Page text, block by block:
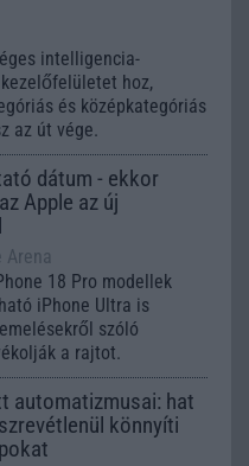
intelligencia-
hoz,
és középkategóriás
az út vége.
dátum - ekkor
Apple az új
Arena
18 Pro modellek
iPhone Ultra is
szóló
a rajtot.
automatizmusai: hat
könnyíti